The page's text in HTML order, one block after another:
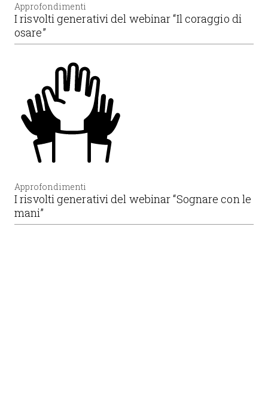
Approfondimenti
I risvolti generativi del webinar “Il coraggio di
osare”
Approfondimenti
I risvolti generativi del webinar “Sognare con le
mani”